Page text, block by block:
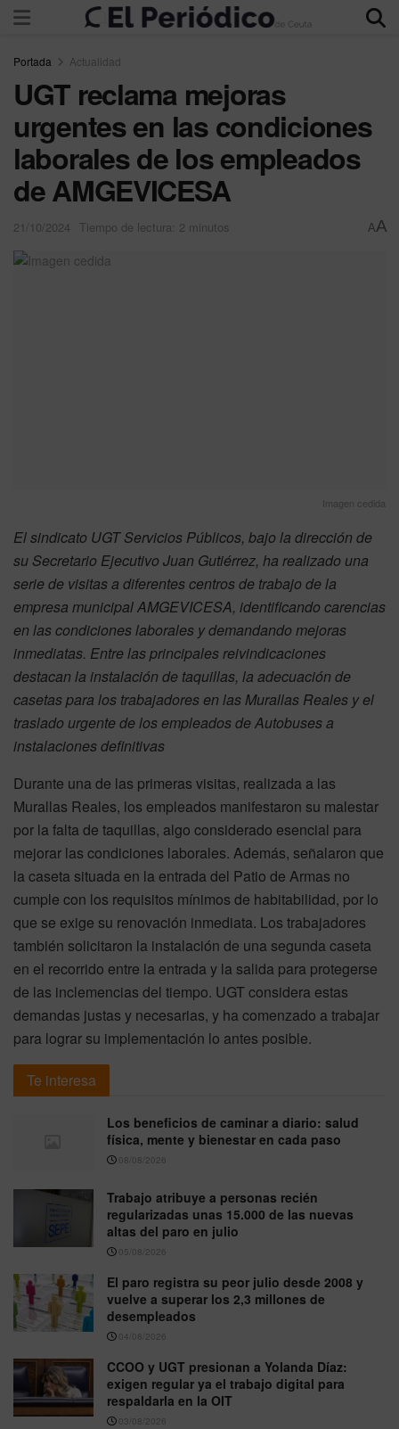
Portada Actualidad
UGT reclama mejoras
urgentes en las condiciones
laborales de los empleados
de AMGEVICESA
21/10/2024 Tiempo de lectura: 2 minutos AA
Imagen cedida
El sindicato UGT Servicios Públicos, bajo la dirección de
su Secretario Ejecutivo Juan Gutiérrez, ha realizado una
serie de visitas a diferentes centros de trabajo de la
empresa municipal AMGEVICESA, identificando carencias
en las condiciones laborales y demandando mejoras
inmediatas. Entre las principales reivindicaciones
destacan la instalación de taquillas, la adecuación de
casetas para los trabajadores en las Murallas Reales y el
traslado urgente de los empleados de Autobuses a
instalaciones definitivas
Durante una de las primeras visitas, realizada a las
Murallas Reales, los empleados manifestaron su malestar
por la falta de taquillas, algo considerado esencial para
mejorar las condiciones laborales. Además, señalaron que
la caseta situada en la entrada del Patio de Armas no
cumple con los requisitos mínimos de habitabilidad, por lo
que se exige su renovación inmediata. Los trabajadores
también solicitaron la instalación de una segunda caseta
en el recorrido entre la entrada y la salida para protegerse
de las inclemencias del tiempo. UGT considera estas
demandas justas y necesarias, y ha comenzado a trabajar
para lograr su implementación lo antes posible.
Te interesa
Los beneficios de caminar a diario: salud
física, mente y bienestar en cada paso
08/08/2026
Trabajo atribuye a personas recién
regularizadas unas 15.000 de las nuevas
altas del paro en julio
05/08/2026
El paro registra su peor julio desde 2008 y
vuelve a superar los 2,3 millones de
desempleados
04/08/2026
CCOO y UGT presionan a Yolanda Díaz:
exigen regular ya el trabajo digital para
respaldarla en la OIT
03/08/2026